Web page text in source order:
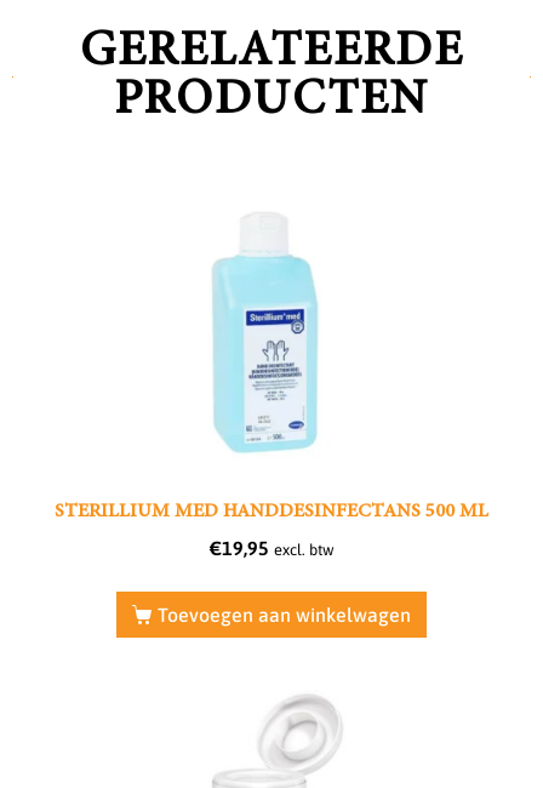
GERELATEERDE
PRODUCTEN
STERILLIUM MED HANDDESINFECTANS 500 ML
€19,95 excl. btw
Toevoegen aan winkelwagen